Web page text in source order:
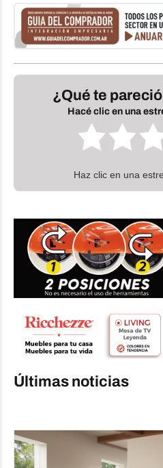
¿Qué te
Hacé clic en una
Haz clic en una
Últimas noticias